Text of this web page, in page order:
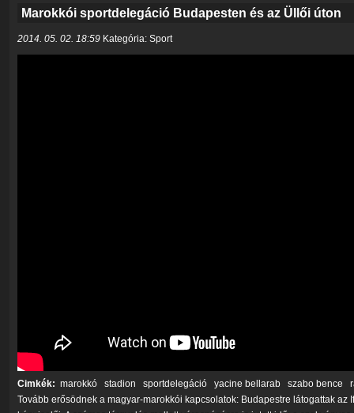
Marokkói sportdelegáció Budapesten és az Üllői úton
2014. 05. 02. 18:59 Kategória: Sport
Cimkék: marokkó stadion sportdelegáció yacine bellarab szabo bence
Tovább erősödnek a magyar-marokkói kapcsolatok: Budapestre látogattak az